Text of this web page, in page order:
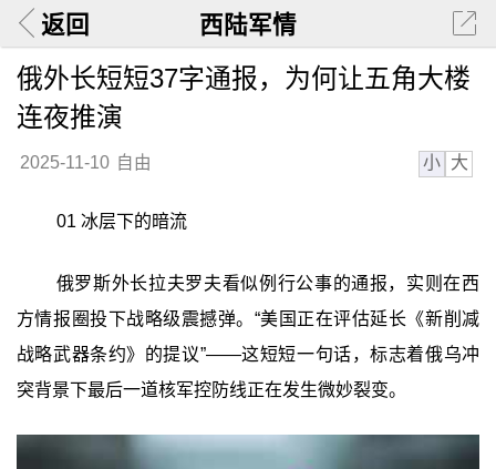
返回 西陆军情
俄外长短短37字通报，为何让五角大楼
连夜推演
2025-11-10 自由 小 大
01 冰层下的暗流
俄罗斯外长拉夫罗夫看似例行公事的通报，实则在西
方情报圈投下战略级震撼弹。“美国正在评估延长《新削减
战略武器条约》的提议”——这短短一句话，标志着俄乌冲
突背景下最后一道核军控防线正在发生微妙裂变。